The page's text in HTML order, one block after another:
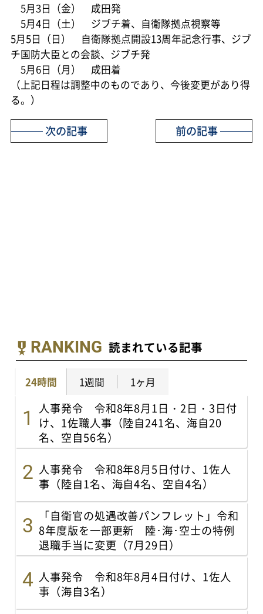
5月3日（金） 成田発
5月4日（土） ジブチ着、自衛隊拠点視察等
5月5日（日） 自衛隊拠点開設13周年記念行事、ジブ
チ国防大臣との会談、ジブチ発
5月6日（月） 成田着
（上記日程は調整中のものであり、今後変更があり得
る。）
前の記事
次の記事
RANKING 読まれている記事
24時間 1週間 1ヶ月
人事発令 令和8年8月1日・2日・3日付
け、1佐職人事（陸自241名、海自20
名、空自56名）
人事発令 令和8年8月5日付け、1佐人
事（陸自1名、海自4名、空自4名）
「自衛官の処遇改善パンフレット」令和
8年度版を一部更新 陸･海･空士の特例
退職手当に変更（7月29日）
人事発令 令和8年8月4日付け、1佐人
事（海自3名）